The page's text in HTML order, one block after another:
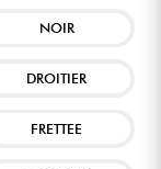
NOIR
DROITIER
FRETTEE